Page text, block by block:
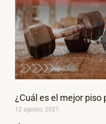
¿Cuál es el mejor piso
12 agosto, 2021